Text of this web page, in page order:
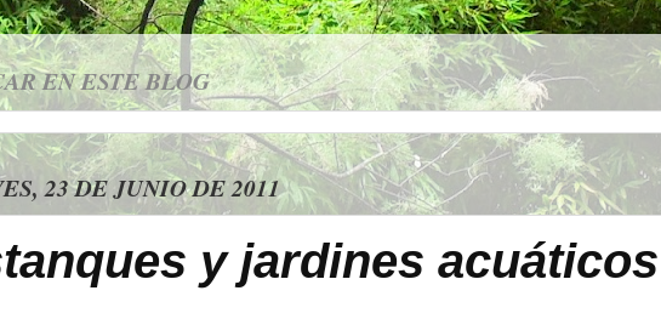
EN ESTE BLOG
23 DE JUNIO DE 2011
y jardines acuáticos